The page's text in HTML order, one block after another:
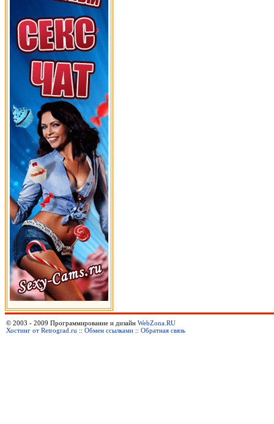
© 2003 - 2009 Программирование и дизайн WebZona.RU
Хостинг от Retrograd.ru :: Обмен ссылками :: Обратная связь